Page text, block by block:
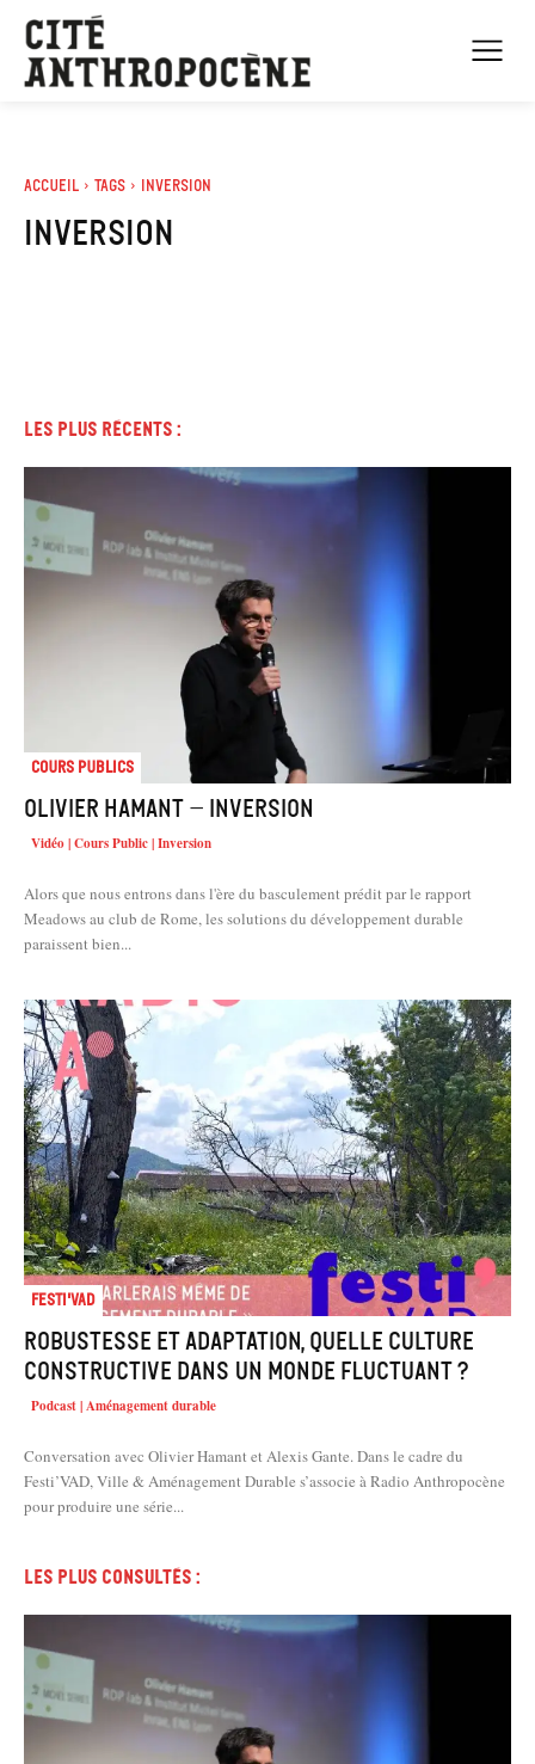
Accueil Tags Inversion
Inversion
Les plus récents :
Cours Publics
Olivier HAMANT – Inversion
Vidéo | Cours Public | Inversion
Alors que nous entrons dans l'ère du basculement prédit par le rapport
Meadows au club de Rome, les solutions du développement durable
paraissent bien...
Festi'VAD
Robustesse et adaptation, quelle culture
constructive dans un monde fluctuant ?
Podcast | Aménagement durable
Conversation avec Olivier Hamant et Alexis Gante. Dans le cadre du
Festi’VAD, Ville & Aménagement Durable s’associe à Radio Anthropocène
pour produire une série...
Les plus consultés :